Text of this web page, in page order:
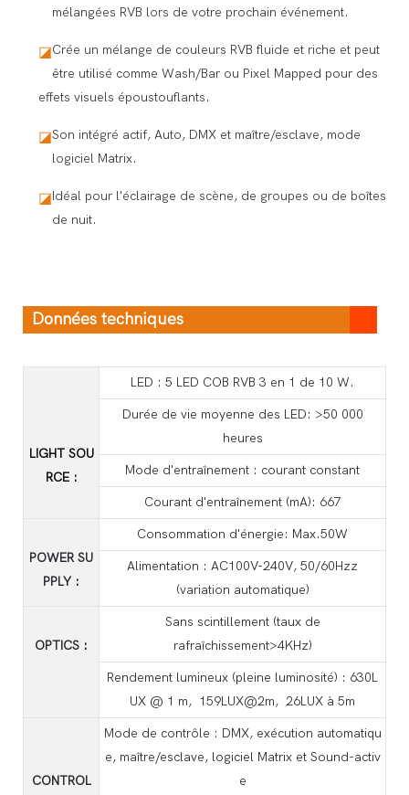
mélangées RVB lors de votre prochain événement.
◪Crée un mélange de couleurs RVB fluide et riche et peut
être utilisé comme Wash/Bar ou Pixel Mapped pour des
effets visuels époustouflants.
◪Son intégré actif, Auto, DMX et maître/esclave, mode
logiciel Matrix.
◪Idéal pour l'éclairage de scène, de groupes ou de boîtes
de nuit.
Données techniques
LIGHT SOU
RCE :
LED : 5 LED COB RVB 3 en 1 de 10 W.
Durée de vie moyenne des LED: >50 000
heures
Mode d'entraînement : courant constant
Courant d'entraînement (mA): 667
POWER SU
PPLY :
Consommation d'énergie: Max.50W
Alimentation : AC100V-240V, 50/60Hzz
(variation automatique)
OPTICS :
Sans scintillement (taux de
rafraîchissement>4KHz)
Rendement lumineux (pleine luminosité) : 630L
UX @ 1 m, 159LUX@2m, 26LUX à 5m
CONTROL
Mode de contrôle : DMX, exécution automatiqu
e, maître/esclave, logiciel Matrix et Sound-activ
e